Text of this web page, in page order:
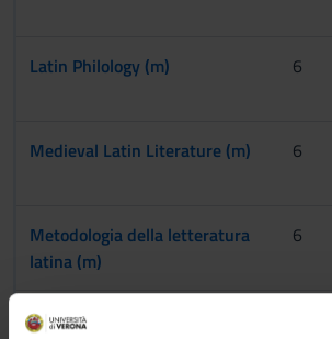
Latin Philology (m) 6
Medieval Latin Literature (m) 6
Metodologia della letteratura
latina (m)
6
Un insegnamento a scelta tra i seguenti